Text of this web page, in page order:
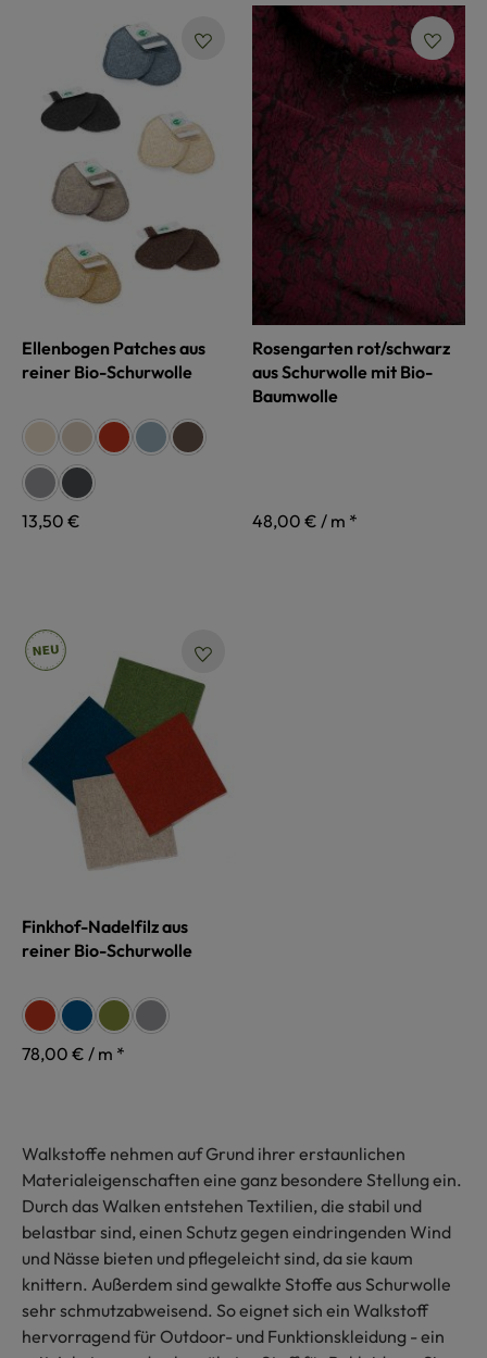
Ellenbogen Patches aus
reiner Bio-Schurwolle
Farbe auswählen
naturweiß
beige siena rauchblau
braun
grau anthrazit
Regulärer Preis:
13,50 €
Rosengarten rot/schwarz
aus Schurwolle mit Bio-
Baumwolle
48,00 € / m *
Finkhof-Nadelfilz aus
reiner Bio-Schurwolle
Farbe auswählen
siena seeblau
grün
grau
78,00 € / m *
Walkstoffe nehmen auf Grund ihrer erstaunlichen
Materialeigenschaften eine ganz besondere Stellung ein.
Durch das Walken entstehen Textilien, die stabil und
belastbar sind, einen Schutz gegen eindringenden Wind
und Nässe bieten und pflegeleicht sind, da sie kaum
knittern. Außerdem sind gewalkte Stoffe aus Schurwolle
sehr schmutzabweisend. So eignet sich ein Walkstoff
hervorragend für Outdoor- und Funktionskleidung - ein